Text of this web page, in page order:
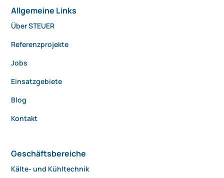
Allgemeine Links
Über STEUER
Referenzprojekte
Jobs
Einsatzgebiete
Blog
Kontakt
Geschäftsbereiche
Kälte- und Kühltechnik